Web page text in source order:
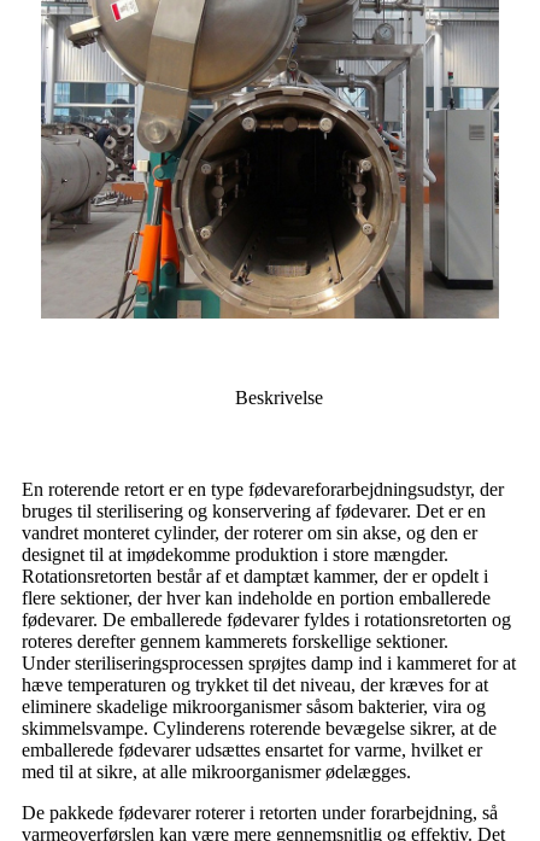
Beskrivelse
En roterende retort er en type fødevareforarbejdningsudstyr, der
bruges til sterilisering og konservering af fødevarer. Det er en
vandret monteret cylinder, der roterer om sin akse, og den er
designet til at imødekomme produktion i store mængder.
Rotationsretorten består af et damptæt kammer, der er opdelt i
flere sektioner, der hver kan indeholde en portion emballerede
fødevarer. De emballerede fødevarer fyldes i rotationsretorten og
roteres derefter gennem kammerets forskellige sektioner.
Under steriliseringsprocessen sprøjtes damp ind i kammeret for at
hæve temperaturen og trykket til det niveau, der kræves for at
eliminere skadelige mikroorganismer såsom bakterier, vira og
skimmelsvampe. Cylinderens roterende bevægelse sikrer, at de
emballerede fødevarer udsættes ensartet for varme, hvilket er
med til at sikre, at alle mikroorganismer ødelægges.
De pakkede fødevarer roterer i retorten under forarbejdning, så
varmeoverførslen kan være mere gennemsnitlig og effektiv. Det